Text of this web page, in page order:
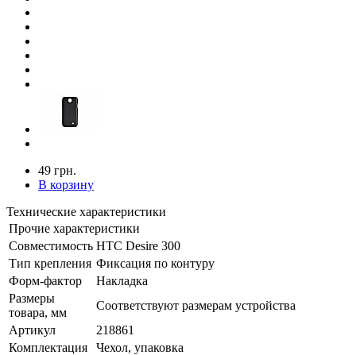
49 грн.
В корзину
Технические характеристики
Прочие характеристики
Совместимость HTC Desire 300
Тип крепления Фиксация по контуру
Форм-фактор
Накладка
Размеры
товара, мм
Соответствуют размерам устройства
Артикул
218861
Комплектация
Чехол, упаковка